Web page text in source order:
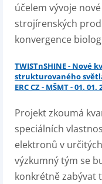
účelem vývoje
strojírenských
konvergence
TWISTnSHINE - Nové
strukturovaného
ERC CZ - MŠMT - 01. 01.
Projekt zkoumá
speciálních
elektronů v
výzkumný tým se
konkrétně zabývat